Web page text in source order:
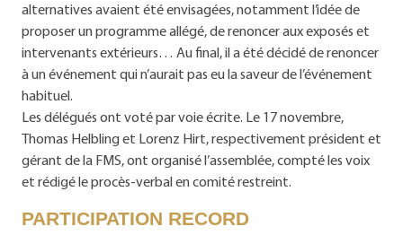
alternatives avaient été envisagées, notamment l’idée de
proposer un programme allégé, de renoncer aux exposés et
intervenants extérieurs… Au final, il a été décidé de renoncer
à un événement qui n’aurait pas eu la saveur de l’événement
habituel.
Les délégués ont voté par voie écrite. Le 17 novembre,
Thomas Helbling et Lorenz Hirt, respectivement président et
gérant de la FMS, ont organisé l’assemblée, compté les voix
et rédigé le procès-verbal en comité restreint.
PARTICIPATION RECORD